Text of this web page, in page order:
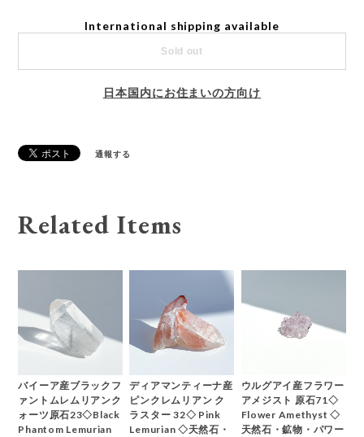
International shipping available
Sold out
日本国内にお住まいの方向け
通報する
Related Items
バイーア産ブラックフ
ァントムレムリアンク
ォーツ原石23◇Black
Phantom Lemurian
ディアマンティーナ産
ピンクレムリアン ク
ラスター 32◇ Pink
Lemurian ◇天然石・
ウルグアイ産フラワー
アメジスト 原石71◇
Flower Amethyst ◇
天然石・鉱物・パワー